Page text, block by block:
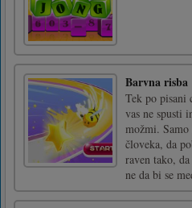
Barvna risba
Tek po pisani
vas ne spusti
možmi. Samo
človeka, da
raven tako,
ne da bi se